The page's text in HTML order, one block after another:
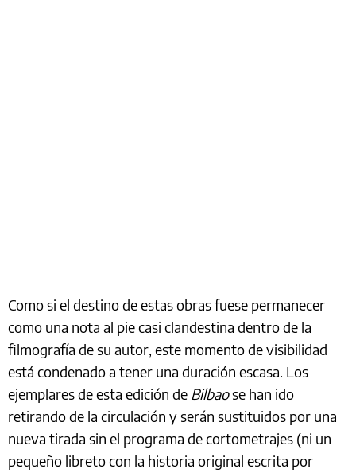
Como si el destino de estas obras fuese permanecer
como una nota al pie casi clandestina dentro de la
filmografía de su autor, este momento de visibilidad
está condenado a tener una duración escasa. Los
ejemplares de esta edición de Bilbaose han ido
retirando de la circulación y serán sustituidos por una
nueva tirada sin el programa de cortometrajes (ni un
pequeño libreto con la historia original escrita por